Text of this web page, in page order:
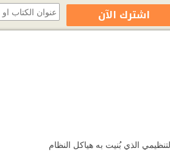
23 يوليو هو ما يتعلّق بالأسلوب التنظيمي الذي بُنيت به هياكل النظام
اشترك الآن